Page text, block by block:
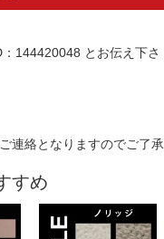
：144420048 とお伝え下さ
連絡となりますのでご了承
すめ